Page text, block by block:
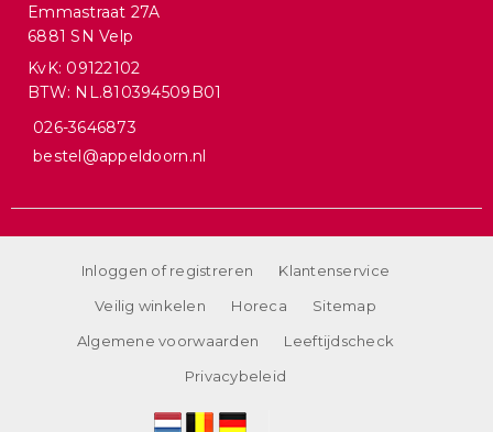
Emmastraat 27A
6881 SN Velp
KvK: 09122102
BTW: NL.810394509B01
026-3646873
bestel@appeldoorn.nl
Inloggen of registreren
Klantenservice
Veilig winkelen
Horeca
Sitemap
Algemene voorwaarden
Leeftijdscheck
Privacybeleid